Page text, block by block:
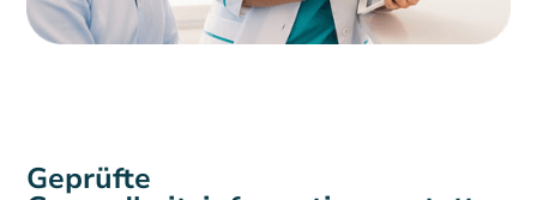
Geprüfte